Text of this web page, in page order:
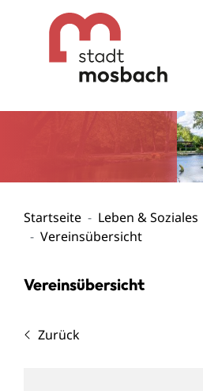
Gehe zum Navigationsbereich
Gehe zum Inhalt
Startseite Leben & Soziales
Vereinsübersicht
Vereinsübersicht
Zurück